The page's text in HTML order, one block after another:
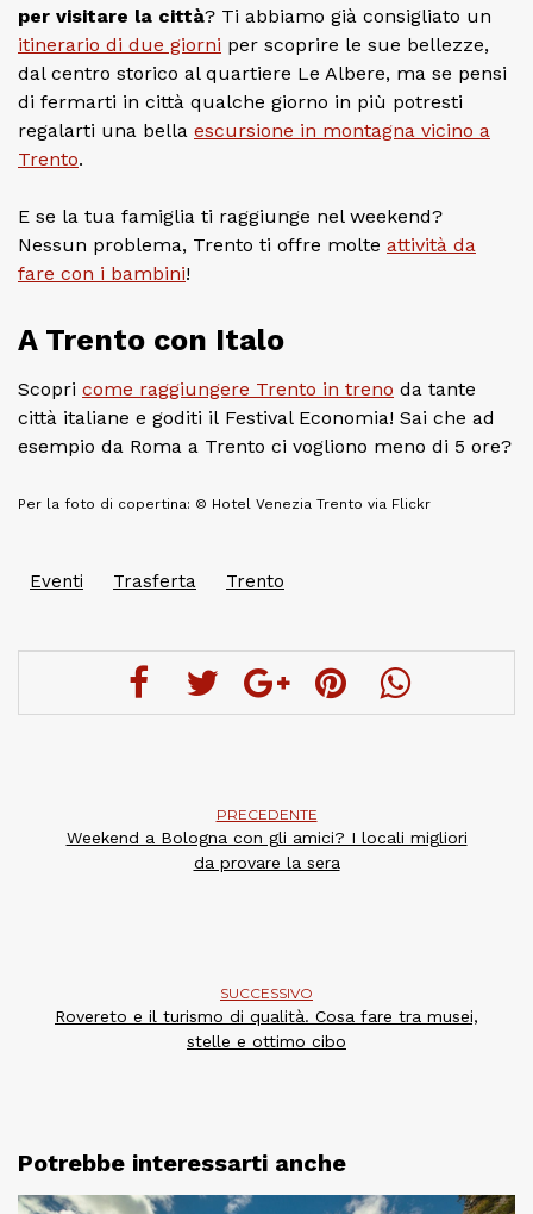
per visitare la città? Ti abbiamo già consigliato un
itinerario di due giorni per scoprire le sue bellezze,
dal centro storico al quartiere Le Albere, ma se pensi
di fermarti in città qualche giorno in più potresti
regalarti una bella escursione in montagna vicino a
Trento.
E se la tua famiglia ti raggiunge nel weekend?
Nessun problema, Trento ti offre molte attività da
fare con i bambini!
A Trento con Italo
Scopri come raggiungere Trento in treno da tante
città italiane e goditi il Festival Economia! Sai che ad
esempio da Roma a Trento ci vogliono meno di 5 ore?
Per la foto di copertina: © Hotel Venezia Trento via Flickr
Eventi Trasferta Trento
PRECEDENTE
Weekend a Bologna con gli amici? I locali migliori
da provare la sera
SUCCESSIVO
Rovereto e il turismo di qualità. Cosa fare tra musei,
stelle e ottimo cibo
Potrebbe interessarti anche